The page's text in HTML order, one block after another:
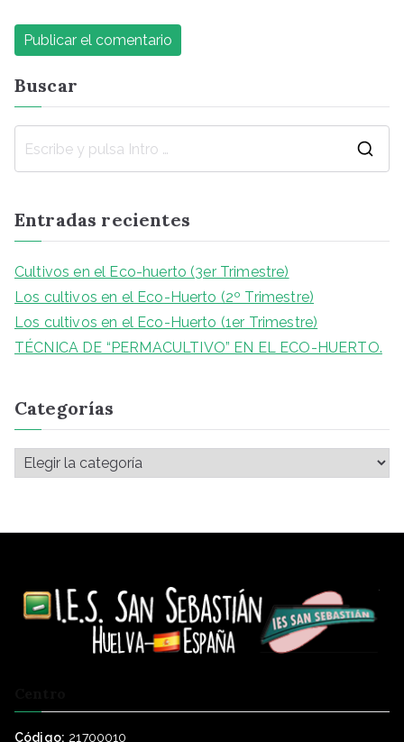
Buscar
Entradas recientes
Cultivos en el Eco-huerto (3er Trimestre)
Los cultivos en el Eco-Huerto (2º Trimestre)
Los cultivos en el Eco-Huerto (1er Trimestre)
TÉCNICA DE “PERMACULTIVO” EN EL ECO-HUERTO.
Categorías
Código: 21700010